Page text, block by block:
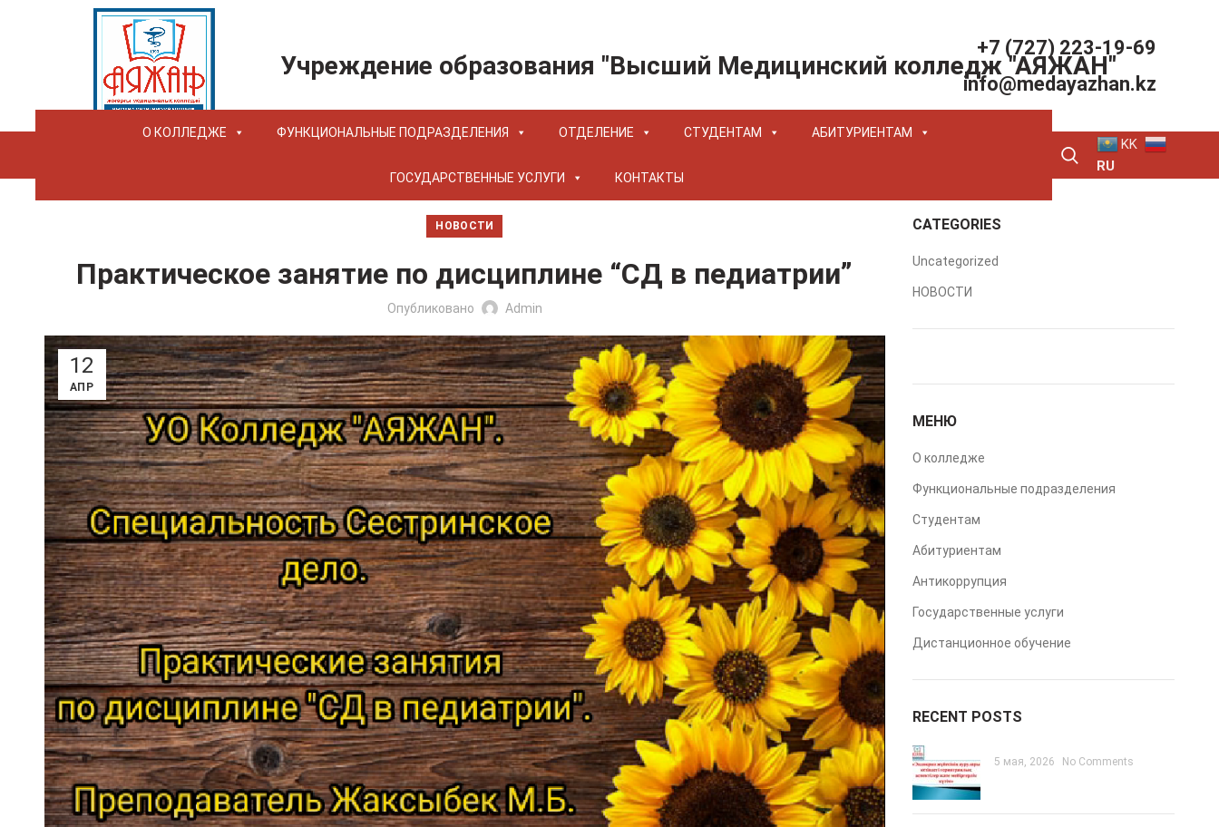
Учреждение образования "Высший Медицинский колледж "АЯЖАН"
+7 (727) 223-19-69
info@medayazhan.kz
О КОЛЛЕДЖЕ ФУНКЦИОНАЛЬНЫЕ ПОДРАЗДЕЛЕНИЯ ОТДЕЛЕНИЕ СТУДЕНТАМ АБИТУРИЕНТАМ
ГОСУДАРСТВЕННЫЕ УСЛУГИ КОНТАКТЫ
KK
RU
НОВОСТИ
Практическое занятие по дисциплине “СД в педиатрии”
Опубликовано Admin
12
АПР
CATEGORIES
Uncategorized
НОВОСТИ
МЕНЮ
О колледже
Функциональные подразделения
Студентам
Абитуриентам
Антикоррупция
Государственные услуги
Дистанционное обучение
RECENT POSTS
5 мая, 2026 No Comments